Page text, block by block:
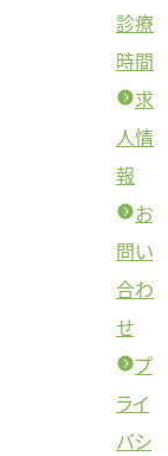
診療
時間
求
人情
報
お
問い
合わ
せ
プ
ライ
バシ